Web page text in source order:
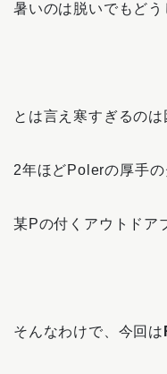
暑いのは脱いでもど
とは言え寒すぎるのは
2年ほどPolerの厚手
某Pの付くアウトドア
そんなわけで、今回は